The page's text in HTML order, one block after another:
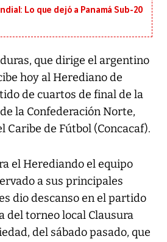
Lo que dejó a Panamá Sub-20
que dirige el argentino
hoy al Herediano de
de cuartos de final de la
la Confederación Norte,
Caribe de Fútbol (Concacaf).
el Herediando el equipo
a sus principales
dio descanso en el partido
del torneo local Clausura
del sábado pasado, que